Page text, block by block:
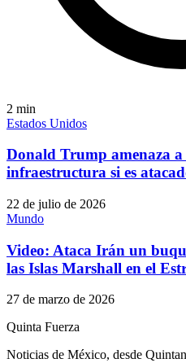
2 min
Estados Unidos
Donald Trump amenaza
infraestructura si es
22 de julio de 2026
Mundo
Video: Ataca Irán un
las Islas Marshall en el
27 de marzo de 2026
Quinta Fuerza
Noticias de México, desde